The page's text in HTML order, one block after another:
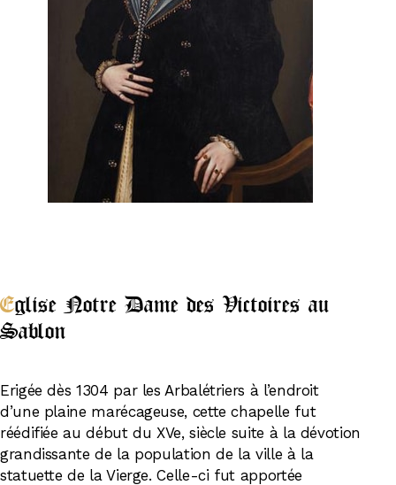
données en 1547 lors de la visite de Charles Quint
dont Brantôme écrivit: Rien ne fut plus fastueux
que les fêtes de Binche.
Fatiguée par un règne épuisant, la gouvernante, qui
n’appréciait guère son neveu Philippe, trouva
opportun d’abdiquer en même temps que Charles
Quint. Plus tard, Philippe II, qui était resté en
Belgique, demanda son rappel, mais consternée par
la mort de sa sœur, Eléonore, reine de France, puis
Eglise Notre Dame des Victoires au
Sablon
Erigée dès 1304 par les Arbalétriers à l’endroit
d’une plaine marécageuse, cette chapelle fut
réédifiée au début du XVe, siècle suite à la dévotion
grandissante de la population de la ville à la
statuette de la Vierge. Celle-ci fut apportée